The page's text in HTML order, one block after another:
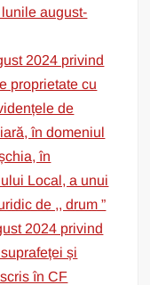
august-
2024 privind
proprietate cu
de
în domeniul
în
Local, a unui
de ,, drum ”
2024 privind
și
în CF